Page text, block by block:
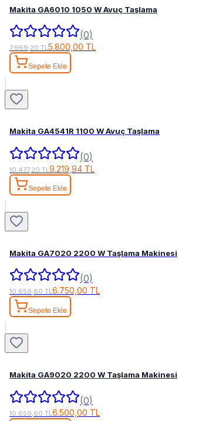
Makita GA6010 1050 W Avuç Taşlama
(0)
7.969,20 TL5.800,00 TL
Sepete Ekle
Makita GA4541R 1100 W Avuç Taşlama
(0)
10.477,20 TL 9.219,94 TL
Sepete Ekle
Makita GA7020 2200 W Taşlama Makinesi
(0)
10.659,60 TL6.750,00 TL
Sepete Ekle
Makita GA9020 2200 W Taşlama Makinesi
(0)
10.659,60 TL 6.500,00 TL